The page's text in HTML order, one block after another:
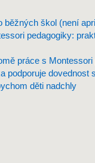
škol (není
pedagogiky:
práce s
podporuje dovednost
děti nadchly